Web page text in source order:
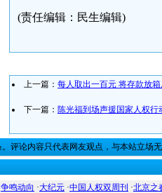
(责任编辑：民生编辑)
上一篇： 每人取出一百元 将存款放
下一篇： 陈光福到场声援国家人权行
。评论内容只代表网友观点，与本站立场
争鸣动向 ·大纪元 ·中国人权双周刊 ·北京之